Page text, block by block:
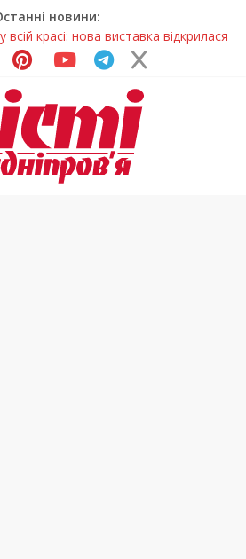
новини:
всій красі: нова виставка відкрилася
можуть обмежити рух на Вокзальній
продовжує підкорювати українські
один із найзавантаженіших